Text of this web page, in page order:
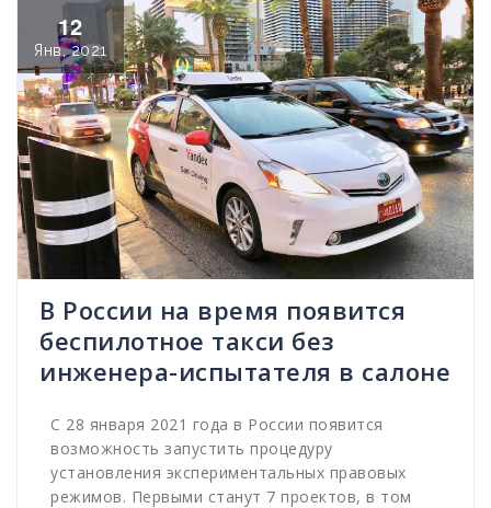
12
Янв, 2021
В России на время появится
беспилотное такси без
инженера-испытателя в салоне
С 28 января 2021 года в России появится
возможность запустить процедуру
установления экспериментальных правовых
режимов. Первыми станут 7 проектов, в том